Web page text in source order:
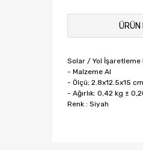
Solar / Yol İşaretleme
- Malzeme Al
- Ölçü; 2.8x12.5x15 cm
- Ağırlık: 0,42 kg ±
Renk : Siyah